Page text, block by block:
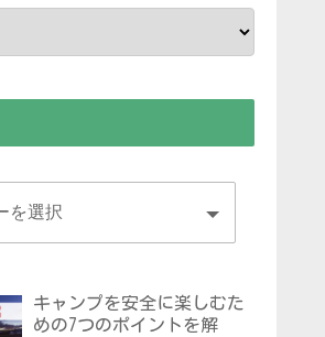
キャンプを安全に楽しむた
めの7つのポイントを解